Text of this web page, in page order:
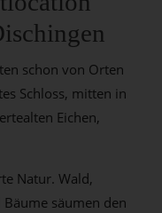
schon von Orten
Schloss, mitten in
Eichen,
Natur. Wald,
säumen den